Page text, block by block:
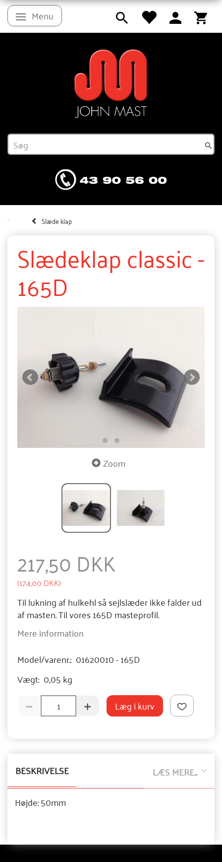
Skifte navigation
Menu
Slæde klap
Slædeklap classic -
165D
Zoom
217,50 DKK
(174,00 DKK)
Til lukning af hulkehl så sejlslæder ikke falder ud
af masten. Til vores 165D masteprofil.
Mere information
Model/varenr.: 01620010 - 165D
Vægt: 0,05 kg
Læg i kurv
LÆS MERE...
BESKRIVELSE
Højde: 50mm